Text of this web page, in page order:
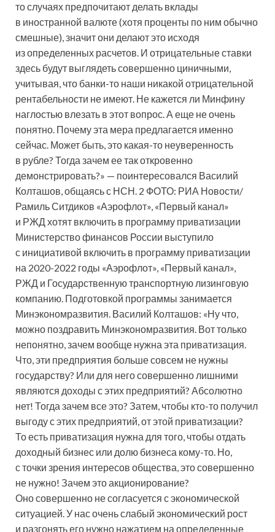
то случаях предпочитают делать вклады
в иностранной валюте (хотя проценты по ним обычно
смешные), значит они делают это исходя
из определенных расчетов. И отрицательные ставки
здесь будут выглядеть совершенно циничными,
учитывая, что банки-то наши никакой отрицательной
рентабельности не имеют. Не кажется ли Минфину
наглостью влезать в этот вопрос. А еще не очень
понятно. Почему эта мера предлагается именно
сейчас. Может быть, это какая-то неуверенность
в рубле? Тогда зачем ее так откровенно
демонстрировать?» — поинтересовался Василий
Колташов, общаясь с НСН. 2 ФОТО: РИА Новости/
Рамиль Ситдиков «Аэрофлот», «Первый канал»
и РЖД хотят включить в программу приватизации
Министерство финансов России выступило
с инициативой включить в программу приватизации
на 2020-2022 годы «Аэрофлот», «Первый канал»,
РЖД и Государственную транспортную лизинговую
компанию. Подготовкой программы занимается
Минэкономразвития. Василий Колташов: «Ну что,
можно поздравить Минэкономразвития. Вот только
непонятно, зачем вообще нужна эта приватизация.
Что, эти предприятия больше совсем не нужны
государству? Или для него совершенно лишними
являются доходы с этих предприятий? Абсолютно
нет! Тогда зачем все это? Затем, чтобы кто-то получил
выгоду с этих предприятий, от этой приватизации?
То есть приватизация нужна для того, чтобы отдать
доходный бизнес или долю бизнеса кому-то. Но,
с точки зрения интересов общества, это совершенно
не нужно! Зачем это акционирование?
Оно совершенно не согласуется с экономической
ситуацией. У нас очень слабый экономический рост
и разгонять его нужно нажатием на определенные